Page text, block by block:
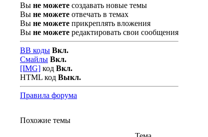
Вы не можете создавать новые темы
Вы не можете отвечать в темах
Вы не можете прикреплять вложения
Вы не можете редактировать свои сообщения
BB коды Вкл.
Смайлы Вкл.
[IMG] код Вкл.
HTML код Выкл.
Правила форума
Похожие темы